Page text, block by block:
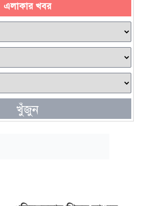
এলাকার খবর
খুঁজুন